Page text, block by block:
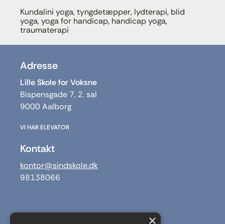
Kundalini yoga, tyngdetæpper, lydterapi, blid
yoga, yoga for handicap, handicap yoga,
traumaterapi
Adresse
Lille Skole for Voksne
Bispensgade 7, 2. sal
9000 Aalborg
VI HAR ELEVATOR
Kontakt
kontor@sindskole.dk
98138066
×